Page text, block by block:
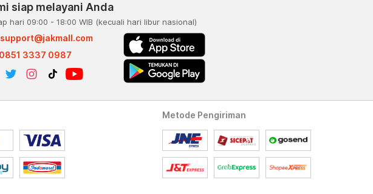
siap melayani Anda
hari 09:00 - 18:00 WIB (kecuali hari libur nasional)
support@jakmall.com
0851 3337 0987
Metode Pengiriman